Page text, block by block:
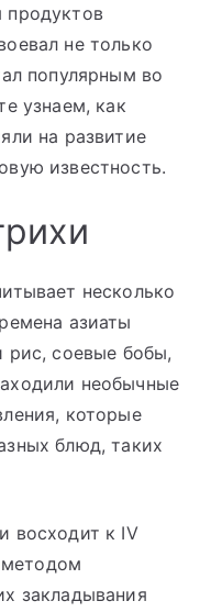
не только
популярным во
узнаем, как
на развитие
известность.
несколько
азиаты
рис, соевые бобы,
необычные
которые
блюд, таких
восходит к IV
методом
закладывания